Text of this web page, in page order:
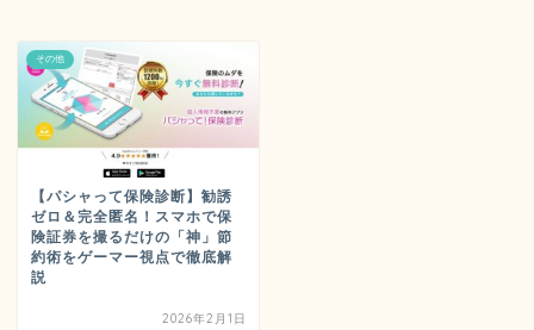
その他
【パシャって保険診断】勧誘
ゼロ＆完全匿名！スマホで保
険証券を撮るだけの「神」節
約術をゲーマー視点で徹底解
説
2026年2月1日